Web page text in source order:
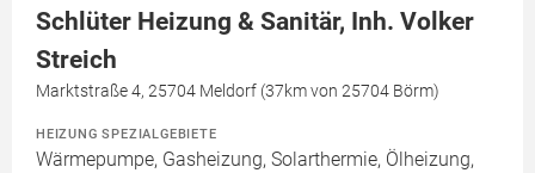
Schlüter Heizung & Sanitär, Inh. Volker
Streich
Marktstraße 4, 25704 Meldorf (37km von 25704 Börm)
HEIZUNG SPEZIALGEBIETE
Wärmepumpe, Gasheizung, Solarthermie, Ölheizung,